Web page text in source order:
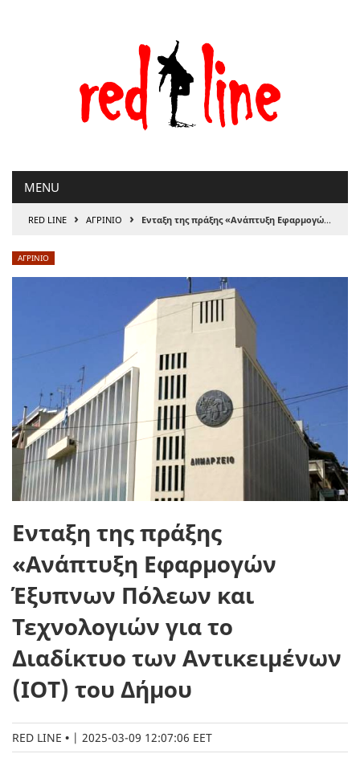
MENU
RED LINE › ΑΓΡΙΝΙΟ › Ενταξη της πράξης «Ανάπτυξη Εφαρμογών Έξυπνων Πόλεων και Τεχνολογιών για το Διαδίκτυο των Αντικειμένων (ΙΟΤ) του Δήμου
ΑΓΡΙΝΙΟ
Ενταξη της πράξης
«Ανάπτυξη Εφαρμογών
Έξυπνων Πόλεων και
Τεχνολογιών για το
Διαδίκτυο των Αντικειμένων
(ΙΟΤ) του Δήμου
RED LINE | 2025-03-09 12:07:06 EET